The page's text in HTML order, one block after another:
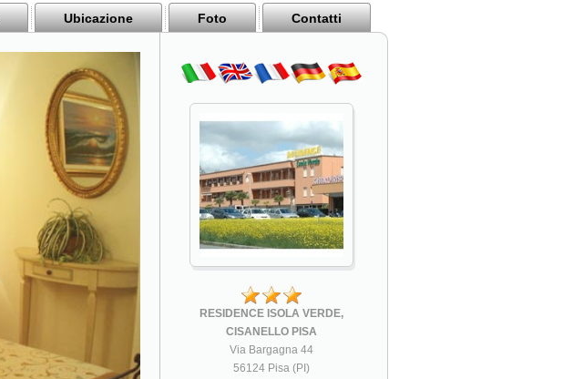
Ubicazione Foto Contatti
RESIDENCE ISOLA VERDE,
CISANELLO PISA
Via Bargagna 44
56124 Pisa (PI)